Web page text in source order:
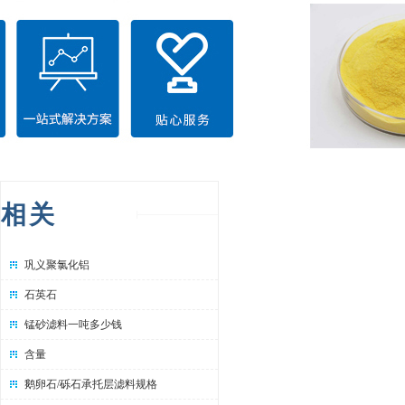
相关
巩义聚氯化铝
石英石
锰砂滤料一吨多少钱
含量
鹅卵石/砾石承托层滤料规格